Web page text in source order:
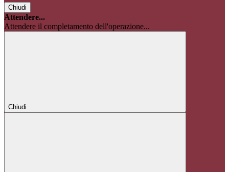
Chiudi
Attendere...
Attendere il completamento dell'operazione...
Chiudi